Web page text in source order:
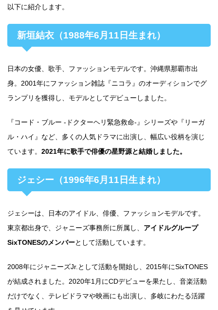
以下に紹介します。
新垣結衣（1988年6月11日生まれ）
日本の女優、歌手、ファッションモデルです。沖縄県那覇市出
身。2001年にファッション雑誌『ニコラ』のオーディションでグ
ランプリを獲得し、モデルとしてデビューしました。
『コード・ブルー -ドクターヘリ緊急救命-』シリーズや『リーガ
ル・ハイ』など、多くの人気ドラマに出演し、幅広い役柄を演じ
ています。 2021年に歌手で俳優の星野源と結婚しました。
ジェシー（1996年6月11日生まれ）
ジェシーは、日本のアイドル、俳優、ファッションモデルです。
東京都出身で、ジャニーズ事務所に所属し、 アイドルグループ
SixTONESのメンバーとして活動しています。
2008年にジャニーズJr.として活動を開始し、2015年にSixTONES
が結成されました。2020年1月にCDデビューを果たし、音楽活動
だけでなく、テレビドラマや映画にも出演し、多岐にわたる活躍